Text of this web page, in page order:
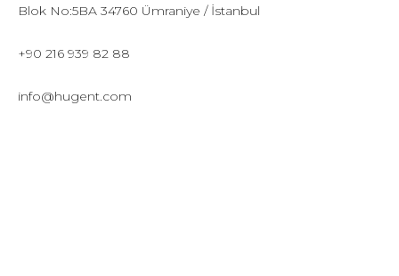
Blok No:5BA 34760 Ümraniye / İstanbul
+90 216 939 82 88
info@hugent.com